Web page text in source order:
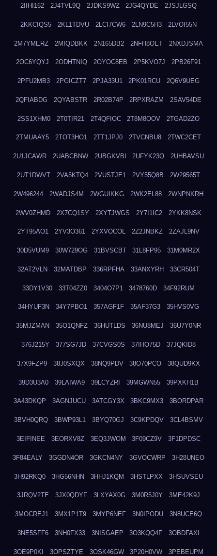
2IIHI162 2J4TVL9Q 2JDKS9WZ 2JG4QYDE 2JSJLGSQ
2KKCIQS5 2KL1TDVU 2LCI7CW6 2LN9C5H3 2LVOI55N
2M7YMERZ 2MIQDBKK 2N165DB2 2NFH8OET 2NXDJSMA
2OC6YQYJ 2ODHTNIQ 2OYOC8EB 2P5KVO7J 2PB26F91
2PFU2MB3 2PGICZT7 2PJA33U1 2PK01RCU 2Q6V9UEG
2QFIABDG 2QYABSTR 2R02B74P 2RPXRAZM 2SAV54DE
2SS1XHM0 2T0TIR21 2T4QFIOC 2T8M8OOV 2TGAD2ZO
2TMUAAY5 2TOT3HO1 2TT1JPJ0 2TVCNBU8 2TWC2CET
2U1JCAWR 2UABCBNW 2UBGKVBI 2UFYK23Q 2UHBAVSU
2UT1DWVT 2VA5KTQ4 2VUSTJE1 2VY55Q8B 2W29565T
2W496244 2WADJS4M 2WGUIKKG 2WK2EL88 2WNPNKRH
2WV0ZHMD 2X7CQ1SY 2XYTJWGS 2Y7I1IC2 2YKK8NSK
2YT95AO1 2YV3O361 2YXVOCOL 2Z2JNBKZ 2ZAJL9NV
30D5VUM9 30W729OG 31BVSCBT 31L8FP95 31M0MR2X
32AT2VLN 32MATDBP 336RPFHA 33ANXYRH 33CR504T
33DY1V30 33T04ZZ0 3404O7P1 3478760D 34F92RUM
34HYUF3N 34Y7PBO1 357AGF1F 35AF37G3 35HVS0VG
35MJZMAN 35O1QNFZ 36HUTLDS 36NU8MEJ 36U7Y0NR
376J215Y 377SG7JD 37CVGS0S 37IHO75D 37JQKID8
37X9FZP9 38J0SXQX 38NQ9PDV 38O70PCO 38QUD9KX
39D3U3A0 39LAIWA9 39LCYZRI 39MGWN55 39PXKH1B
3A43DKQP 3AGNJUCU 3ATCGY3X 3BKC9MX3 3BORDPAR
3BVH0QRQ 3BWP93L1 3BYQ70GJ 3C9KPDQV 3CL4BSMV
3EIFINEE 3EORXV8Z 3EQ3JWOM 3F09CZ9V 3F1DPDSC
3F84EALY 3GGDN4OR 3GKCN4NY 3GVOCWRP 3H28UNEO
3H92RKQ0 3HG56NHN 3HHJ1KQM 3HSTLPXX 3HSUVSEU
3JRQV2TE 3JX0QDYF 3LXYAX0G 3M0R5J0Y 3ME42K9J
3MOCREJ1 3MX1P1T9 3MYP6NEF 3N0IPODU 3N8UCE6Q
3NE5SFF6 3NH0FX33 3NISGAEP 3O3KQQ4F 3OBDFAXI
3OE9P0KI 3OPSZTYE 3OSK46GW 3P20H0VW 3PEBEUPM